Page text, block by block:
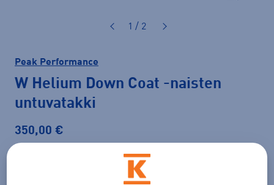
1 / 2
Peak Performance
W Helium Down Coat -naisten
untuvatakki
350,00 €